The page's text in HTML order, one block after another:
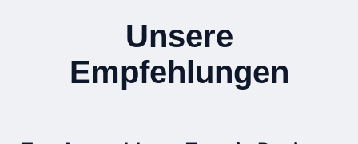
Unsere
Empfehlungen